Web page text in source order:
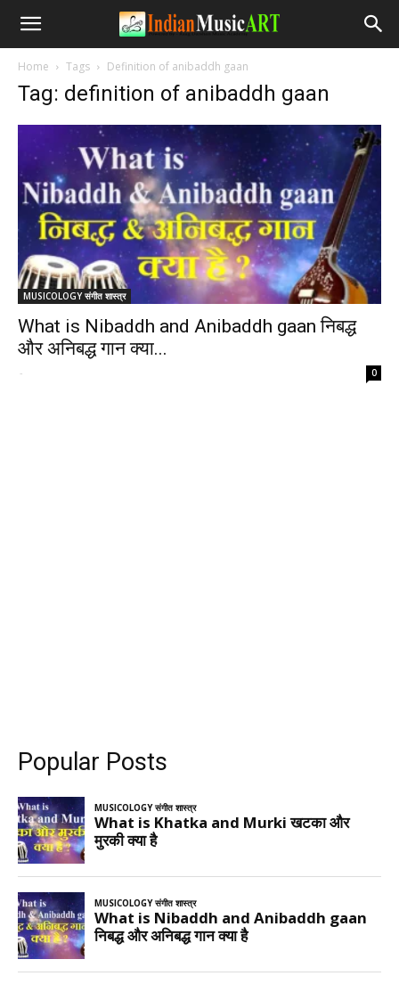
Home Tags Definition of anibaddh gaan
Tag: definition of anibaddh gaan
MUSICOLOGY संगीत शास्त्र
What is Nibaddh and Anibaddh gaan निबद्ध
और अनिबद्ध गान क्या...
- 0
Popular Posts